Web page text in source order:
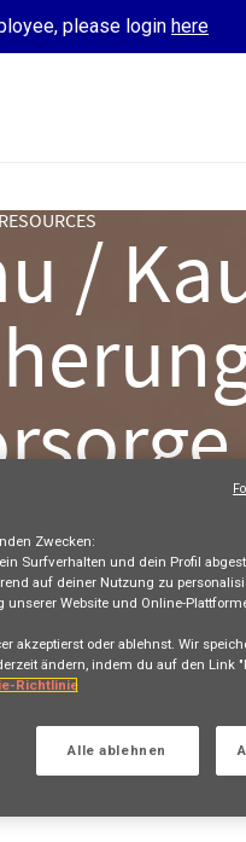
please login here
/
Full-time
Vorsorge &
Zwecken:
Surfverhalten und dein Profil
auf deiner Nutzung zu
unserer Website und Online-
akzeptierst oder ablehnst. Wir
ändern, indem du auf den Link
Richtlinie
Alle ablehnen